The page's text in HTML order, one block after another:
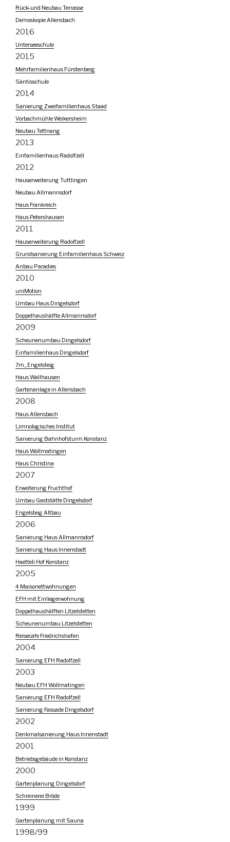
Rück-und Neubau Terrasse
Demoskopie Allensbach
2016
Unterseeschule
2015
Mehrfamilienhaus Fürstenberg
Säntisschule
2014
Sanierung Zweifamilienhaus Staad
Vorbachmühle Weikersheim
Neubau Tettnang
2013
Einfamilienhaus Radolfzell
2012
Hauserweiterung Tuttlingen
Neubau Allmannsdorf
Haus Frankreich
Haus Petershausen
2011
Hauserweiterung Radolfzell
Grundsanierung Einfamilienhaus Schweiz
Anbau Paradies
2010
uniMotion
Umbau Haus Dingelsdorf
Doppelhaushälfte Allmannsdorf
2009
Scheunenumbau Dingelsdorf
Einfamilienhaus Dingelsdorf
7m_Engelsteig
Haus Wallhausen
Gartenanlage in Allensbach
2008
Haus Allensbach
Limnologisches Institut
Sanierung Bahnhofsturm Konstanz
Haus Wollmatingen
Haus Christina
2007
Erweiterung Fruchthof
Umbau Gaststätte Dingelsdorf
Engelsteig Altbau
2006
Sanierung Haus Allmannsdorf
Sanierung Haus Innenstadt
Haetteli Hof Konstanz
2005
4 Maisonettwohnungen
EFH mit Einliegerwohnung
Doppelhaushälften Litzelstetten
Scheunenumbau Litzelstetten
Reisecafe Friedrichshafen
2004
Sanierung EFH Radolfzell
2003
Neubau EFH Wollmatingen
Sanierung EFH Radolfzell
Sanierung Fassade Dingelsdorf
2002
Denkmalsanierung Haus Innenstadt
2001
Betriebsgebäude in Konstanz
2000
Gartenplanung Dingelsdorf
Schreinerei Bröde
1999
Gartenplanung mit Sauna
1998/99